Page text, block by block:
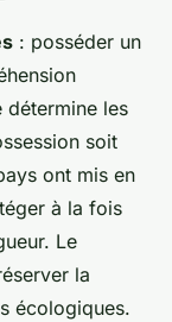
: posséder un
les
soit
ont mis en
à la fois
Le
la
écologiques.